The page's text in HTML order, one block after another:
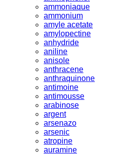
ammoniaque
ammonium
amyle acetate
amylopectine
anhydride
aniline
anisole
anthracene
anthraquinone
antimoine
antimousse
arabinose
argent
arsenazo
arsenic
atropine
auramine